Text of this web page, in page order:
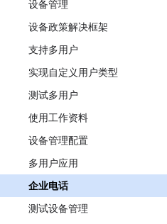
设备管理
设备政策解决框架
支持多用户
实现自定义用户类型
测试多用户
使用工作资料
设备管理配置
多用户应用
企业电话
测试设备管理